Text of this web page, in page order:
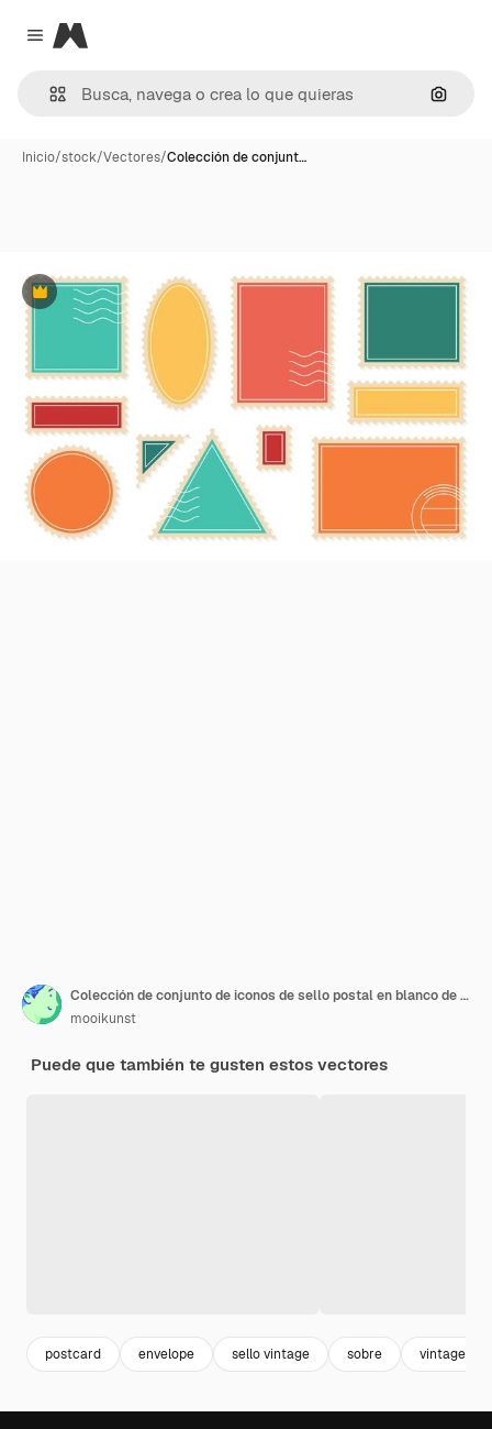
Close menu
Magnific
Inicio/stock/Vectores/Colección de conjunt…
Premium
Colección de conjunto de iconos de sello postal en blanco de color vintage marco postal perforado para sobre retro
mooikunst
Puede que también te gusten estos vectores
postcard envelope sello vintage sobre vintage